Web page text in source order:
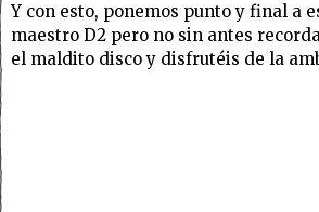
Y con esto, ponemos punto y final a
maestro D2 pero no sin antes
el maldito disco y disfrutéis de la